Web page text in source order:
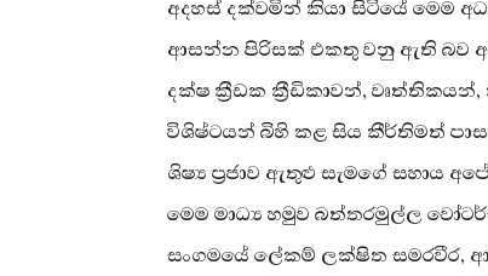
අදහස් දක්වමින් කියා සිටියේ මෙම
ආසන්න පිරිසක් එකතු වනු ඇති බව
දක්ෂ ක්‍රීඩක ක්‍රීඩිකාවන්,
විශිෂ්ටයන් බිහි කළ සිය කීර්තිමත්
ශිෂ්‍ය ප්‍රජාව ඇතුළු සැමගේ සහාය
මෙම මාධ්‍ය හමුව බත්තරමුල්ල
සංගමයේ ලේකම් ලක්ෂිත සමරවීර,